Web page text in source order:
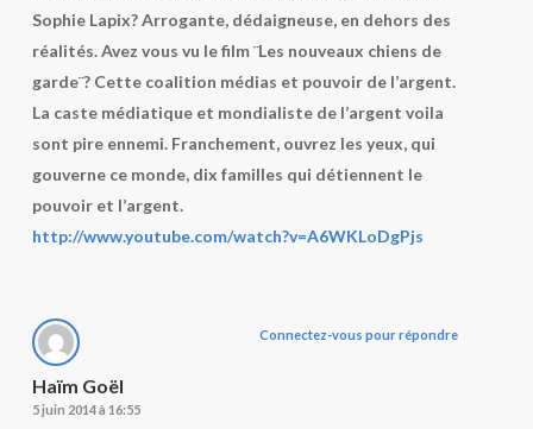
Sophie Lapix? Arrogante, dédaigneuse, en dehors des
réalités. Avez vous vu le film ¨Les nouveaux chiens de
garde¨? Cette coalition médias et pouvoir de l’argent.
La caste médiatique et mondialiste de l’argent voila
sont pire ennemi. Franchement, ouvrez les yeux, qui
gouverne ce monde, dix familles qui détiennent le
pouvoir et l’argent.
http://www.youtube.com/watch?v=A6WKLoDgPjs
Haïm Goël
5 juin 2014 à 16:55
Connectez-vous pour répondre